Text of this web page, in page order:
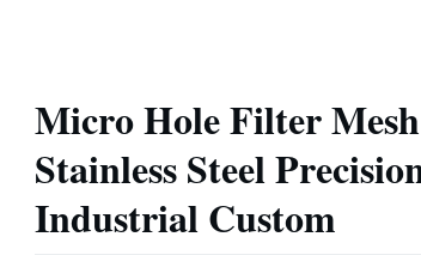
Micro Hole Filter
Stainless Steel
Industrial Custom